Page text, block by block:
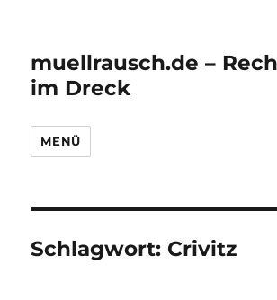
muellrausch.de –
im Dreck
MENÜ
Schlagwort: Crivitz